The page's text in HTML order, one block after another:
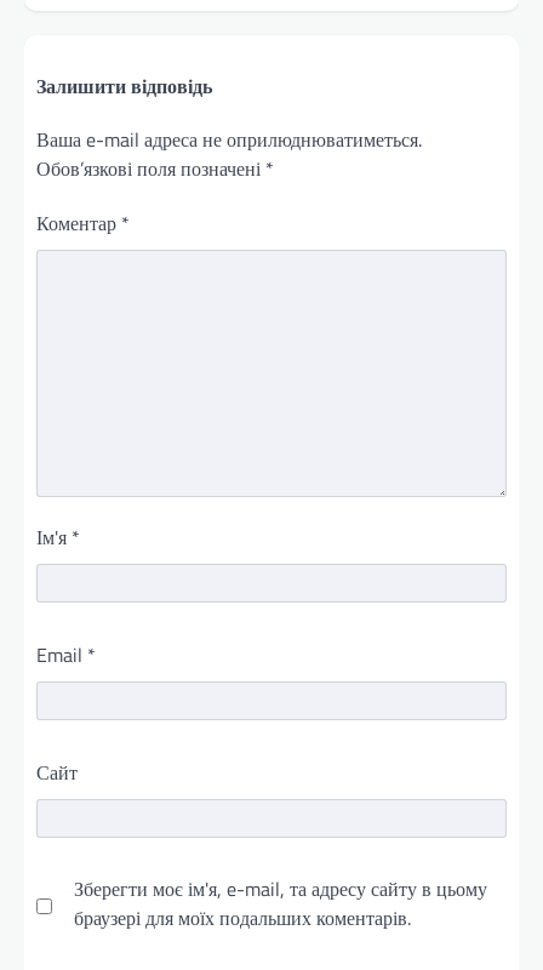
Залишити відповідь
Ваша e-mail адреса не оприлюднюватиметься.
Обов’язкові поля позначені *
Коментар *
Ім'я *
Email *
Сайт
Зберегти моє ім'я, e-mail, та адресу сайту в цьому
браузері для моїх подальших коментарів.